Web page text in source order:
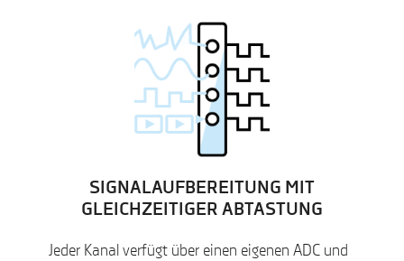
SIGNALAUFBEREITUNG MIT
GLEICHZEITIGER ABTASTUNG
Jeder Kanal verfügt über einen eigenen ADC und